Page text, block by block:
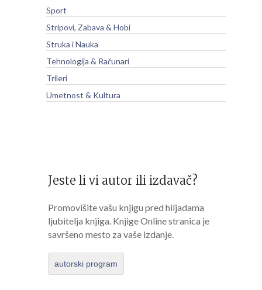
Sport
Stripovi, Zabava & Hobi
Struka i Nauka
Tehnologija & Računari
Trileri
Umetnost & Kultura
Jeste li vi autor ili izdavač?
Promovišite vašu knjigu pred hiljadama
ljubitelja knjiga. Knjige Online stranica je
savršeno mesto za vaše izdanje.
autorski program